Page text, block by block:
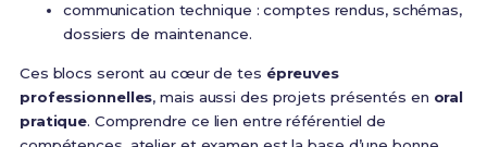
communication technique : comptes rendus, schémas,
dossiers de maintenance.
Ces blocs seront au cœur de tes épreuves
professionnelles, mais aussi des projets présentés en oral
pratique. Comprendre ce lien entre référentiel de